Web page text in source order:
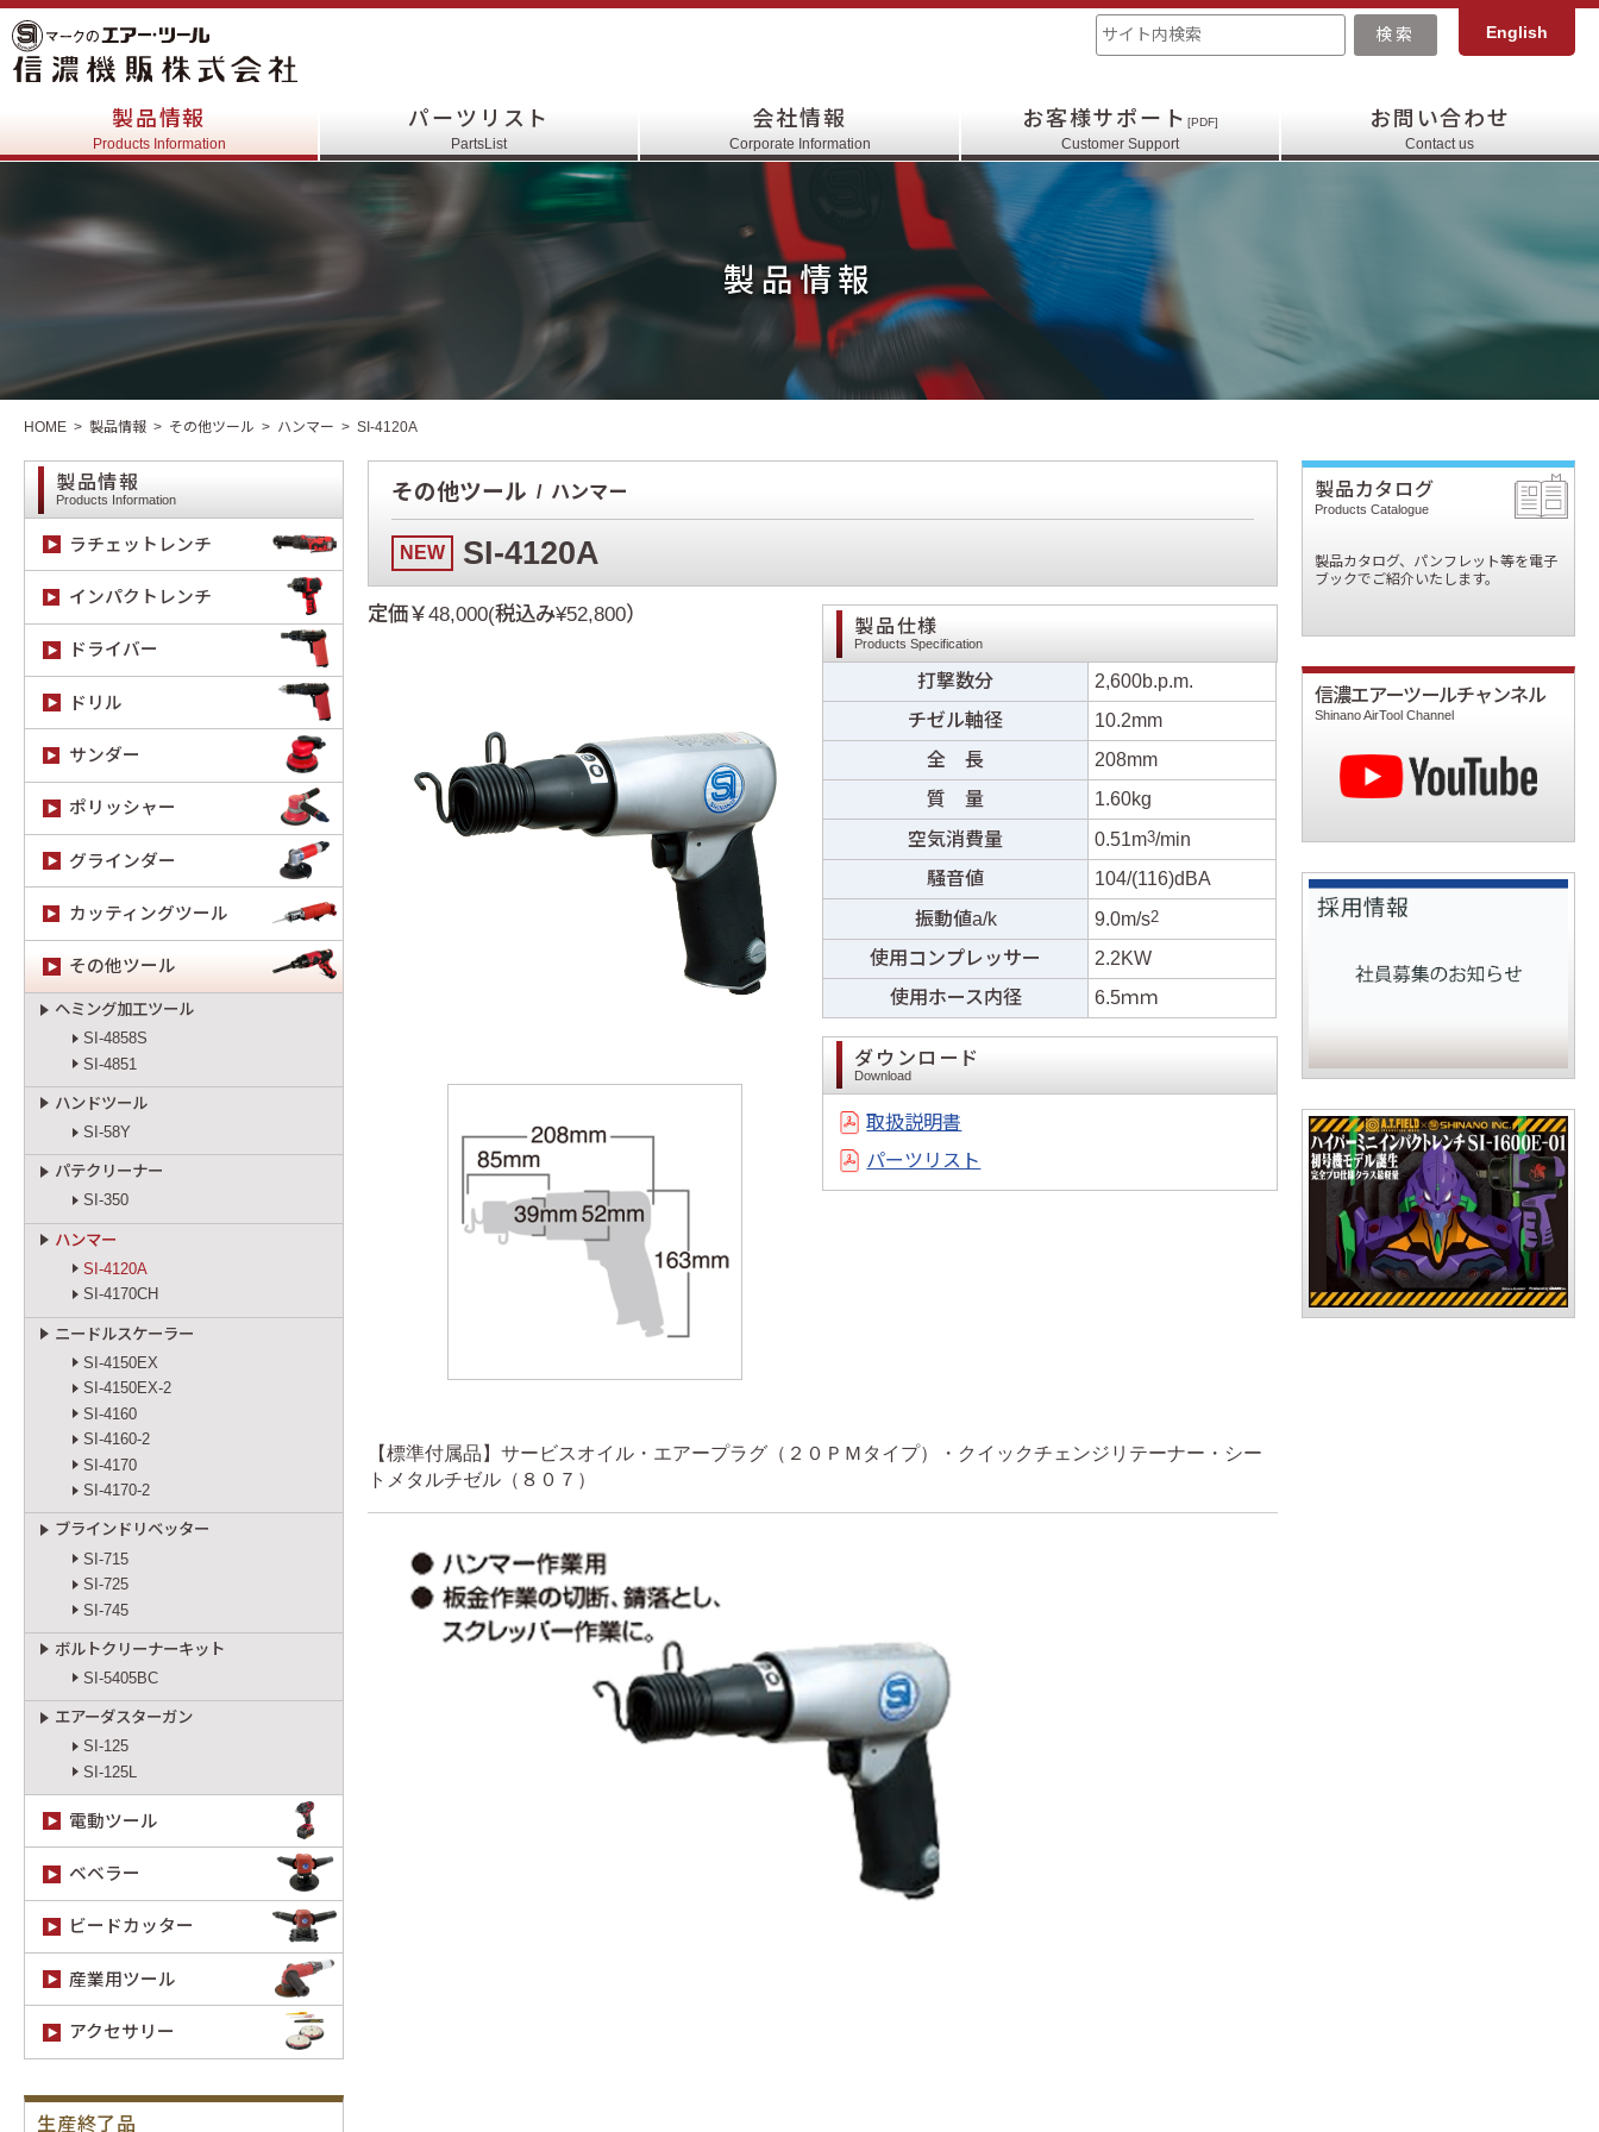
English
製品情報
Products Information
パーツリスト
PartsList
会社情報
Corporate Information
お客様サポート [PDF]
Customer Support
お問い合わせ
Contact us
製品情報
HOME 製品情報 その他ツール ハンマー SI-4120A
製品情報
Products Information
ラチェットレンチ
インパクトレンチ
ドライバー
ドリル
サンダー
ポリッシャー
グラインダー
カッティングツール
その他ツール
ヘミング加工ツール
SI-4858S
SI-4851
ハンドツール
SI-58Y
パテクリーナー
SI-350
ハンマー
SI-4120A
SI-4170CH
ニードルスケーラー
SI-4150EX
SI-4150EX-2
SI-4160
SI-4160-2
SI-4170
SI-4170-2
ブラインドリベッター
SI-715
SI-725
SI-745
ボルトクリーナーキット
SI-5405BC
エアーダスターガン
SI-125
SI-125L
電動ツール
ベベラー
ビードカッター
産業用ツール
アクセサリー
生産終了品
その他ツール ハンマー
NEW SI-4120A
定価￥48,000(税込み¥52,800） 製品仕様
Products Specification
打撃数分
2,600b.p.m.
チゼル軸径
10.2mm
全 長
208mm
質 量
1.60kg
空気消費量
0.51m3/min
騒音値
104/(116)dBA
振動値a/k
9.0m/s2
使用コンプレッサー
2.2KW
使用ホース内径
6.5ｍｍ
ダウンロード
Download
取扱説明書
パーツリスト
【標準付属品】サービスオイル・エアープラグ（２０ＰＭタイプ）・クイックチェンジリテーナー・シー
トメタルチゼル（８０７）
製品カタログ
Products Catalogue
製品カタログ、パンフレット等を電子
ブックでご紹介いたします。
信濃エアーツールチャンネル
Shinano AirTool Channel